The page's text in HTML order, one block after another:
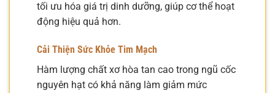
tối ưu hóa giá trị dinh dưỡng, giúp cơ thể hoạt
động hiệu quả hơn.
Cải Thiện Sức Khỏe Tim Mạch
Hàm lượng chất xơ hòa tan cao trong ngũ cốc
nguyên hạt có khả năng làm giảm mức